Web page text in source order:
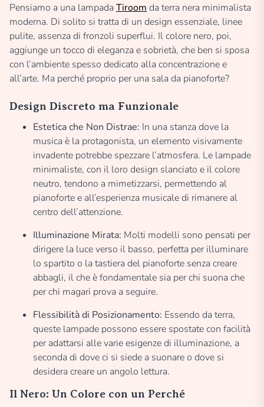
Pensiamo a una lampada Tiroom da terra nera minimalista
moderna. Di solito si tratta di un design essenziale, linee
pulite, assenza di fronzoli superflui. Il colore nero, poi,
aggiunge un tocco di eleganza e sobrietà, che ben si sposa
con l’ambiente spesso dedicato alla concentrazione e
all’arte. Ma perché proprio per una sala da pianoforte?
Design Discreto ma Funzionale
Estetica che Non Distrae: In una stanza dove la
musica è la protagonista, un elemento visivamente
invadente potrebbe spezzare l’atmosfera. Le lampade
minimaliste, con il loro design slanciato e il colore
neutro, tendono a mimetizzarsi, permettendo al
pianoforte e all’esperienza musicale di rimanere al
centro dell’attenzione.
Illuminazione Mirata: Molti modelli sono pensati per
dirigere la luce verso il basso, perfetta per illuminare
lo spartito o la tastiera del pianoforte senza creare
abbagli, il che è fondamentale sia per chi suona che
per chi magari prova a seguire.
Flessibilità di Posizionamento: Essendo da terra,
queste lampade possono essere spostate con facilità
per adattarsi alle varie esigenze di illuminazione, a
seconda di dove ci si siede a suonare o dove si
desidera creare un angolo lettura.
Il Nero: Un Colore con un Perché